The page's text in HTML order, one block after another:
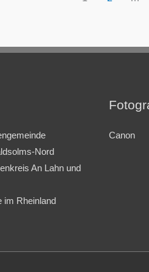
Nord
An Lahn und
im Rheinland
Canon